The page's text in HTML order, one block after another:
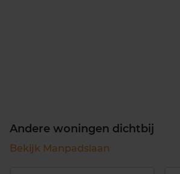
Andere woningen dichtbij
Bekijk Manpadslaan